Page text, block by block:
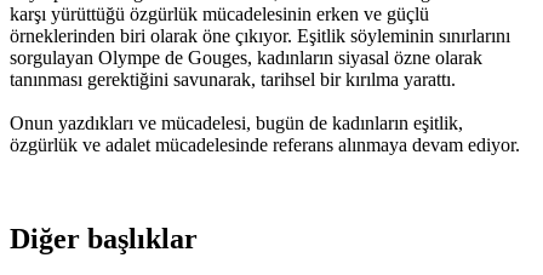
karşı yürüttüğü özgürlük mücadelesinin erken ve güçlü
örneklerinden biri olarak öne çıkıyor. Eşitlik söyleminin sınırlarını
sorgulayan Olympe de Gouges, kadınların siyasal özne olarak
tanınması gerektiğini savunarak, tarihsel bir kırılma yarattı.
Onun yazdıkları ve mücadelesi, bugün de kadınların eşitlik,
özgürlük ve adalet mücadelesinde referans alınmaya devam ediyor.
Diğer başlıklar